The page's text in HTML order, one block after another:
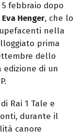
febbraio dopo
Eva Henger, che lo
nella
prima
dello
di un
Rai 1 Tale e
durante il
canore